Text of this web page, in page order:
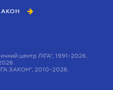
центр ЛІГА", 1991-2026.
2010-2026.